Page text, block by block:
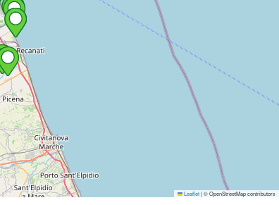
Leaflet|© OpenStreetMap contributors